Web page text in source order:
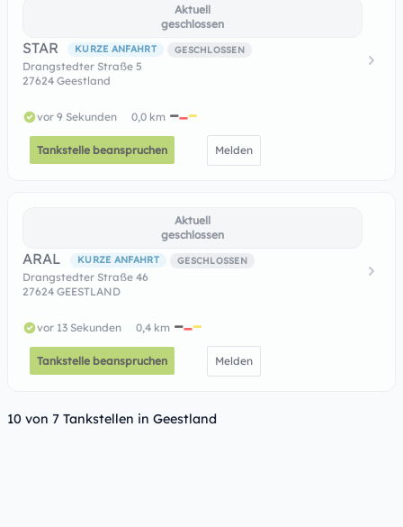
Aktuell
geschlossen
STAR KURZE ANFAHRT GESCHLOSSEN
Drangstedter Straße 5
27624 Geestland
vor 9 Sekunden 0,0 km
Tankstelle beanspruchen Melden
Aktuell
geschlossen
ARAL KURZE ANFAHRT GESCHLOSSEN
Drangstedter Straße 46
27624 GEESTLAND
vor 13 Sekunden 0,4 km
Tankstelle beanspruchen Melden
10 von 7 Tankstellen in Geestland